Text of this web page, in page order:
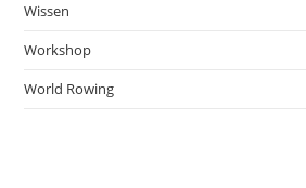
Wissen
Workshop
World Rowing